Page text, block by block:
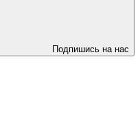
Подпишись на нас